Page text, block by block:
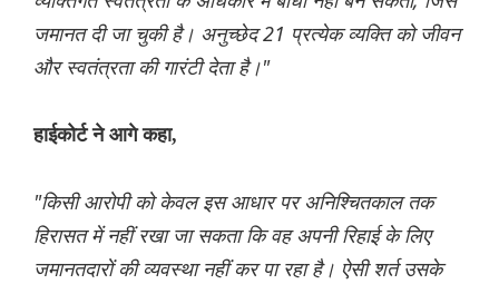
जमानत दी जा चुकी है। अनुच्छेद 21 प्रत्येक व्यक्ति को जीवन
और स्वतंत्रता की गारंटी देता है।"
हाईकोर्ट ने आगे कहा,
"किसी आरोपी को केवल इस आधार पर अनिश्चितकाल तक
हिरासत में नहीं रखा जा सकता कि वह अपनी रिहाई के लिए
जमानतदारों की व्यवस्था नहीं कर पा रहा है। ऐसी शर्त उसके